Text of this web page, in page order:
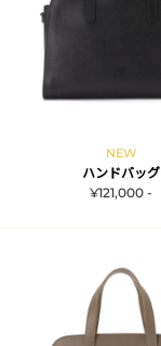
NEW
ハンドバッグ
¥121,000 -